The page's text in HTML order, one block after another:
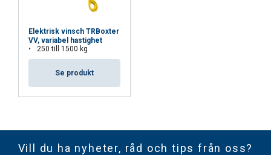
Elektrisk vinsch TRBoxter
VV, variabel hastighet
250 till 1500 kg
Se produkt
Vill du ha nyheter, råd och tips från oss?